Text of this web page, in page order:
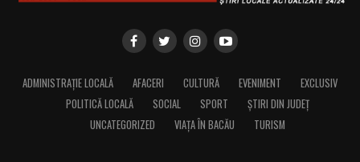
ADMINISTRAȚIE LOCALĂ AFACERI CULTURĂ EVENIMENT
EXCLUSIV
POLITICĂ LOCALĂ
SOCIAL SPORT
ȘTIRI DIN JUDEȚ
UNCATEGORIZED
VIAȚA ÎN BACĂU TURISM